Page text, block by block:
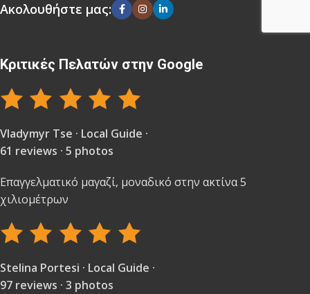
Ακολουθήστε μας:
Κριτικές Πελατών στην Google
Vladymyr Tse · Local Guide ·
61 reviews · 5 photos
Επαγγελματικό μαγαζί, μοναδικό στην ακτίνα 5
χιλιομέτρων
Stelina Portesi · Local Guide ·
97 reviews · 3 photos